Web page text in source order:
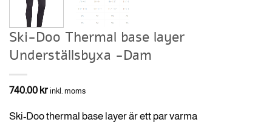
Ski-Doo Thermal base layer
Underställsbyxa -Dam
740.00 kr inkl. moms
Ski-Doo thermal base layer är ett par varma